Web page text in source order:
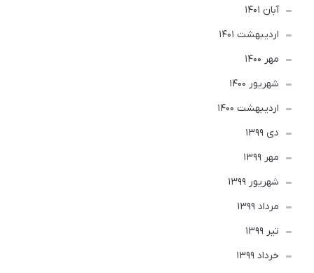
آبان 1401
ارديبهشت 1401
مهر 1400
شهریور 1400
ارديبهشت 1400
دی 1399
مهر 1399
شهریور 1399
مرداد 1399
تير 1399
خرداد 1399